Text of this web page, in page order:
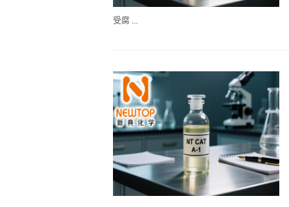
受腐 ...